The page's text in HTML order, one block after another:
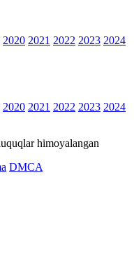
2020 2021 2022 2023 2024
2020 2021 2022 2023 2024
himoyalangan
DMCA